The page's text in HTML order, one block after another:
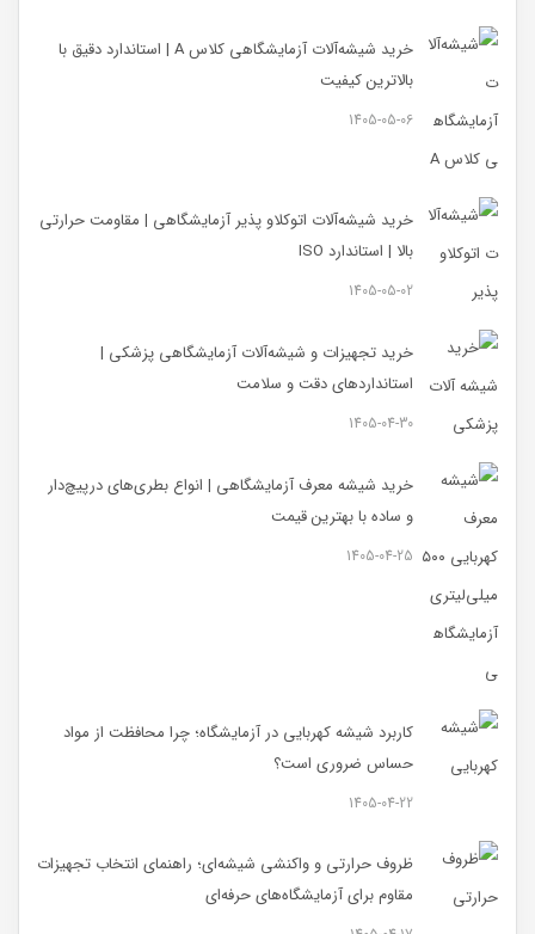
خرید شیشه‌آلات آزمایشگاهی کلاس A | استاندارد دقیق با
بالاترین کیفیت
1405-05-06
خرید شیشه‌آلات اتوکلاو پذیر آزمایشگاهی | مقاومت حرارتی
بالا | استاندارد ISO
1405-05-02
خرید تجهیزات و شیشه‌آلات آزمایشگاهی پزشکی |
استانداردهای دقت و سلامت
1405-04-30
خرید شیشه معرف آزمایشگاهی | انواع بطری‌های در‌پیچ‌دار
و ساده با بهترین قیمت
1405-04-25
کاربرد شیشه کهربایی در آزمایشگاه؛ چرا محافظت از مواد
حساس ضروری است؟
1405-04-22
ظروف حرارتی و واکنشی شیشه‌ای؛ راهنمای انتخاب تجهیزات
مقاوم برای آزمایشگاه‌های حرفه‌ای